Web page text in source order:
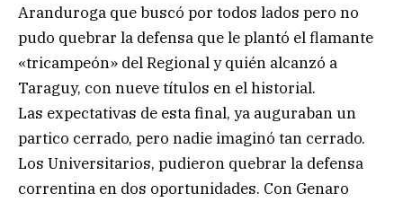
Aranduroga que buscó por todos lados pero no
pudo quebrar la defensa que le plantó el flamante
«tricampeón» del Regional y quién alcanzó a
Taraguy, con nueve títulos en el historial.
Las expectativas de esta final, ya auguraban un
partico cerrado, pero nadie imaginó tan cerrado.
Los Universitarios, pudieron quebrar la defensa
correntina en dos oportunidades. Con Genaro